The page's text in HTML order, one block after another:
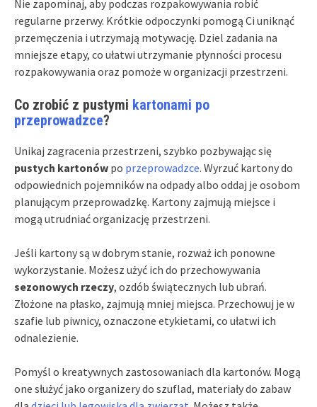
Nie zapominaj, aby podczas rozpakowywania robić
regularne przerwy. Krótkie odpoczynki pomogą Ci uniknąć
przemęczenia i utrzymają motywację. Dziel zadania na
mniejsze etapy, co ułatwi utrzymanie płynności procesu
rozpakowywania oraz pomoże w organizacji przestrzeni.
Co zrobić z pustymi kartonami po
przeprowadzce?
Unikaj zagracenia przestrzeni, szybko pozbywając się
pustych kartonów po przeprowadzce. Wyrzuć kartony do
odpowiednich pojemników na odpady albo oddaj je osobom
planującym przeprowadzkę. Kartony zajmują miejsce i
mogą utrudniać organizację przestrzeni.
Jeśli kartony są w dobrym stanie, rozważ ich ponowne
wykorzystanie. Możesz użyć ich do przechowywania
sezonowych rzeczy, ozdób świątecznych lub ubrań.
Złożone na płasko, zajmują mniej miejsca. Przechowuj je w
szafie lub piwnicy, oznaczone etykietami, co ułatwi ich
odnalezienie.
Pomyśl o kreatywnych zastosowaniach dla kartonów. Mogą
one służyć jako organizery do szuflad, materiały do zabaw